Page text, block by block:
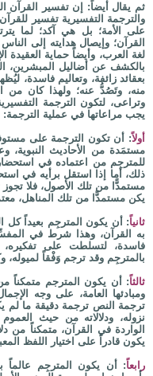
ثم يقال أيضاً: إن تفسير القرآن
والترجمة التفسيرية تفسير
على الأمة؛ بل هي آكد؛ لما
القرآن؛ وإيصال هدايته إلى
لغة العرب، وأيضاً حماية العقيدة
بالكشف عن أضاليل المبشرين،
بعقائد زائفة، وتعاليم فاسدة،
منه، وتَصُدُّ عنه؛ ولهذا كان من
وتراعى، لتكون الترجمة
يجب مراعاتها في عملية الترجمة:
أولاً: أن تكون الترجمة على
مستمَدة من الأحاديث النبوية،
للمترجِم من اعتماده في
ذلك، أما إذا استقل برأيه في
مستمدًّا من تلك الأصول، فلا تجوز
يكن مستمدًّا من تلك المناهل،
ثانياً: أن يكون المترجِم بعيداً كل
به القرآن، وهذا شرط في
فاسدة، لتسلطت على تفكيره،
بالمترجِم وقد ترجم وَفْقاً لميوله،
ثالثاً: أن يكون المترجم متمكناً
ومبادئها العامة، على وجه
ترجمة النص ترجمة دقيقة ما لم
نزوله، ودلالاته من حيث
الواردة في القرآن، متمكناً من
يكون قادراً على اختيار اللفظ
رابعاً: أن يكون المترجِم عالماً